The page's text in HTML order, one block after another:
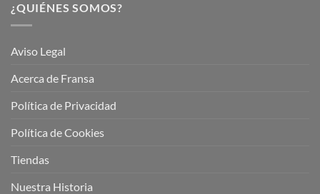
¿QUIÉNES SOMOS?
Aviso Legal
Acerca de Fransa
Política de Privacidad
Política de Cookies
Tiendas
Nuestra Historia